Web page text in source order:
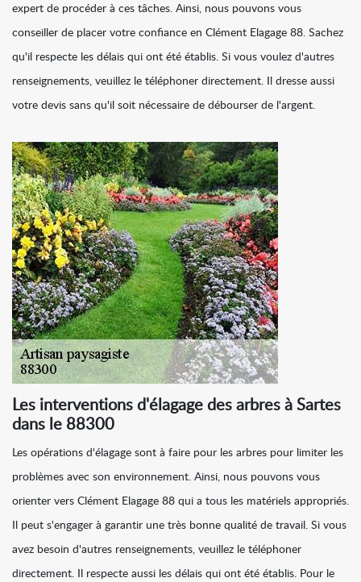
expert de procéder à ces tâches. Ainsi, nous pouvons vous
conseiller de placer votre confiance en Clément Elagage 88. Sachez
qu'il respecte les délais qui ont été établis. Si vous voulez d'autres
renseignements, veuillez le téléphoner directement. Il dresse aussi
votre devis sans qu'il soit nécessaire de débourser de l'argent.
Les interventions d'élagage des arbres à Sartes
dans le 88300
Les opérations d'élagage sont à faire pour les arbres pour limiter les
problèmes avec son environnement. Ainsi, nous pouvons vous
orienter vers Clément Elagage 88 qui a tous les matériels appropriés.
Il peut s'engager à garantir une très bonne qualité de travail. Si vous
avez besoin d'autres renseignements, veuillez le téléphoner
directement. Il respecte aussi les délais qui ont été établis. Pour le